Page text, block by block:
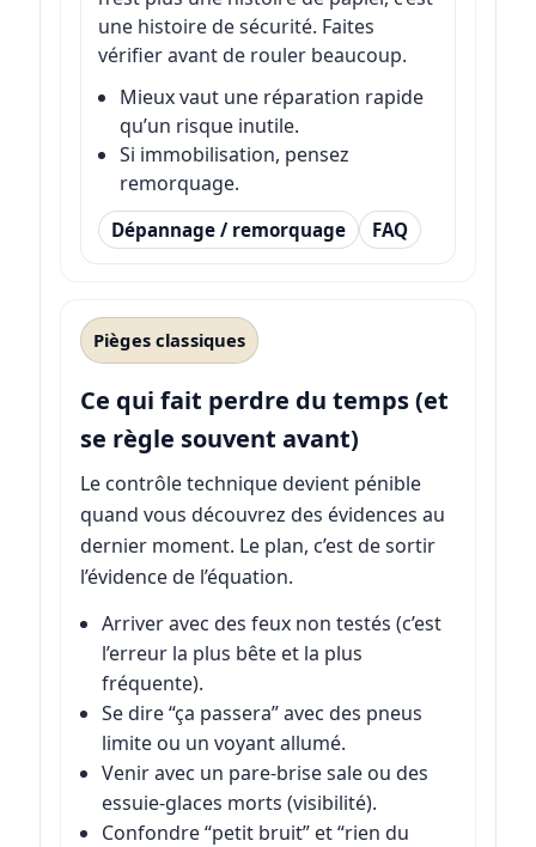
une histoire de sécurité. Faites
vérifier avant de rouler beaucoup.
Mieux vaut une réparation rapide
qu’un risque inutile.
Si immobilisation, pensez
remorquage.
Dépannage / remorquage FAQ
Pièges classiques
Ce qui fait perdre du temps (et
se règle souvent avant)
Le contrôle technique devient pénible
quand vous découvrez des évidences au
dernier moment. Le plan, c’est de sortir
l’évidence de l’équation.
Arriver avec des feux non testés (c’est
l’erreur la plus bête et la plus
fréquente).
Se dire “ça passera” avec des pneus
limite ou un voyant allumé.
Venir avec un pare-brise sale ou des
essuie-glaces morts (visibilité).
Confondre “petit bruit” et “rien du